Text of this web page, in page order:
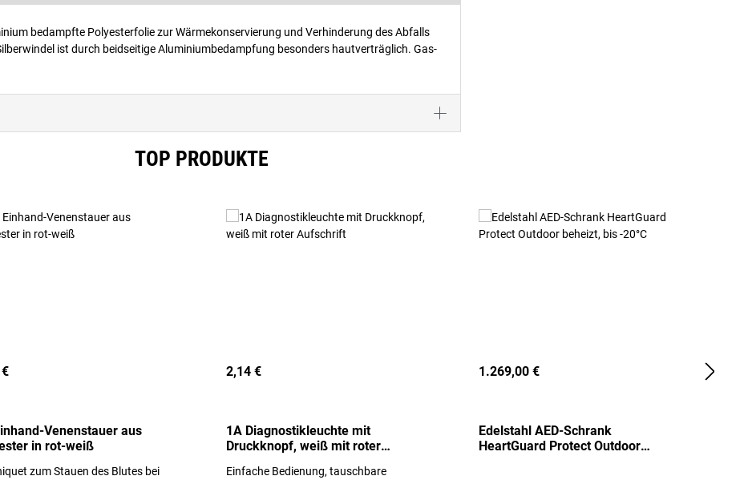
bedampfte Polyesterfolie zur Wärmekonservierung und Verhinderung des Abfalls
ist durch beidseitige Aluminiumbedampfung besonders hautverträglich. Gas-
TOP PRODUKTE
Venenstauer aus
in rot-weiß
zum Stauen des Blutes bei
2,14 €
1A Diagnostikleuchte mit
Druckknopf, weiß mit roter
Einfache Bedienung, tauschbare
1.269,00 €
Edelstahl AED-Schrank
HeartGuard Protect Outdoor